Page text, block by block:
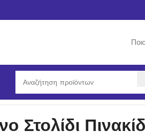
2σχ. 30εκ.
Στολίδι